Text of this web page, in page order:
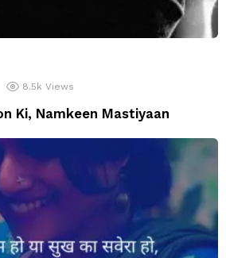
8.5k Views
Ki, Namkeen Mastiyaan